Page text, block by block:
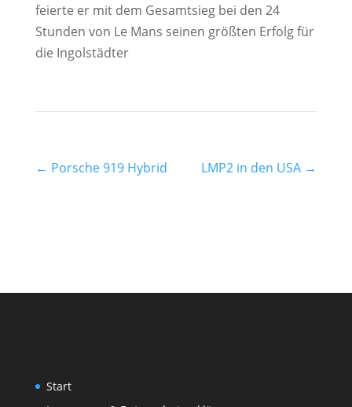
feierte er mit dem Gesamtsieg bei den 24
Stunden von Le Mans seinen größten Erfolg für
die Ingolstädter
← Porsche 919 Hybrid LMP2 in den USA →
Start